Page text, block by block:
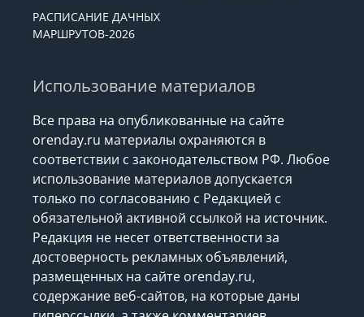
РАСПИСАНИЕ ДАЧНЫХ
МАРШРУТОВ-2026
Использование материалов
Все права на опубликованные на сайте
orenday.ru материалы охраняются в
соответствии с законодательством РФ. Любое
использование материалов допускается
только по согласованию с Редакцией с
обязательной активной ссылкой на источник.
Редакция не несет ответственности за
достоверность рекламных объявлений,
размещенных на сайте orenday.ru,
содержание веб-сайтов, на которые даны